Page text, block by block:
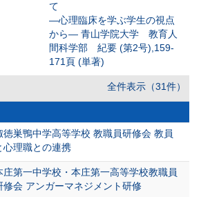
て
―心理臨床を学ぶ学生の視点
から― 青山学院大学 教育人
間科学部 紀要 (第2号),159-
171頁 (単著)
全件表示（31件）
徳巣鴨中学高等学校 教職員研修会 教員
心理職との連携
庄第一中学校・本庄第一高等学校教職員
修会 アンガーマネジメント研修